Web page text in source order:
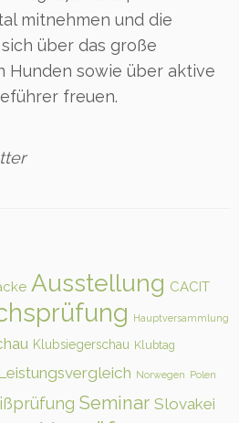
mitnehmen und die
über das große
Hunden sowie über aktive
freuen.
Ausstellung CACIT
Hauptversammlung
Klubsiegerschau Klubtag
Norwegen Polen
Seminar Slovakei